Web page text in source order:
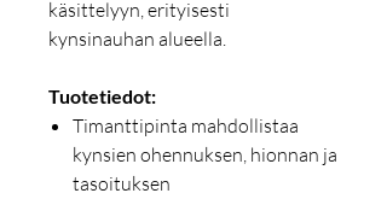
käsittelyyn, erityisesti
kynsinauhan alueella.
Tuotetiedot:
Timanttipinta mahdollistaa
kynsien ohennuksen, hionnan ja
tasoituksen